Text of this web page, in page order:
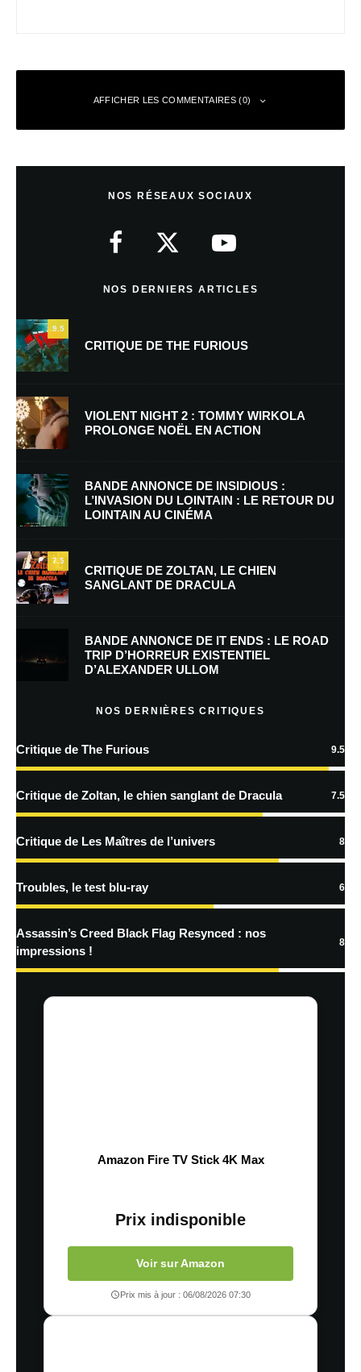
AFFICHER LES COMMENTAIRES (0)
Nom*
E-mail* Site web
Enregistrer mon nom, mon e-mail et mon site dans le navigateur pour
mon prochain commentaire.
plus sur la façon dont les données de vos commentaires sont
NOS RÉSEAUX SOCIAUX
NOS DERNIERS ARTICLES
9.5
CRITIQUE DE THE FURIOUS
VIOLENT NIGHT 2 : TOMMY WIRKOLA
PROLONGE NOËL EN ACTION
BANDE ANNONCE DE INSIDIOUS :
L’INVASION DU LOINTAIN : LE RETOUR DU
LOINTAIN AU CINÉMA
7.5
CRITIQUE DE ZOLTAN, LE CHIEN
SANGLANT DE DRACULA
BANDE ANNONCE DE IT ENDS : LE ROAD
TRIP D’HORREUR EXISTENTIEL
D’ALEXANDER ULLOM
NOS DERNIÈRES CRITIQUES
Critique de The Furious 9.5
Critique de Zoltan, le chien sanglant de Dracula 7.5
Critique de Les Maîtres de l’univers 8
Troubles, le test blu-ray 6
Assassin’s Creed Black Flag Resynced : nos
impressions !
8
Amazon Fire TV Stick 4K Max
Prix indisponible
Voir sur Amazon
Prix mis à jour : 06/08/2026 07:30